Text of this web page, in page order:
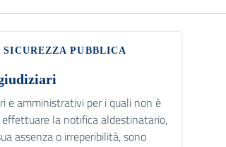
PUBBLICA
e amministrativi per i quali non è
la notifica aldestinatario,
assenza o irreperibilità, sono